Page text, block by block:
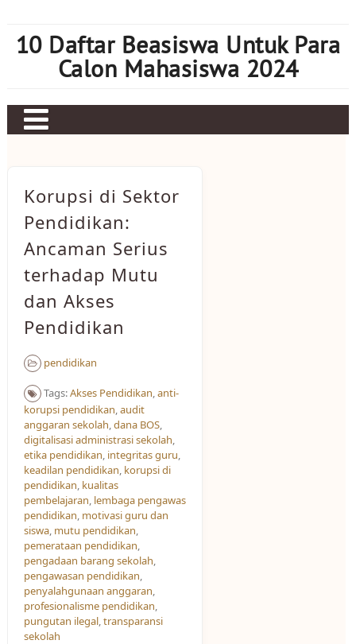
content
10 Daftar Beasiswa Untuk Para
Calon Mahasiswa 2024
Judi bola
Mahjong Ways 2
Slot Kamboja
Slot Thailand
Korupsi di Sektor
Pendidikan:
Ancaman Serius
terhadap Mutu
dan Akses
Pendidikan
pendidikan
Tags:Akses Pendidikan​,anti-
korupsi pendidikan,audit
anggaran sekolah,dana BOS,
digitalisasi administrasi sekolah,
etika pendidikan, integritas guru,
keadilan pendidikan, korupsi di
pendidikan, kualitas
pembelajaran, lembaga pengawas
pendidikan, motivasi guru dan
siswa, mutu pendidikan,
pemerataan pendidikan,
pengadaan barang sekolah,
pengawasan pendidikan,
penyalahgunaan anggaran,
profesionalisme pendidikan,
pungutan ilegal,transparansi
sekolah